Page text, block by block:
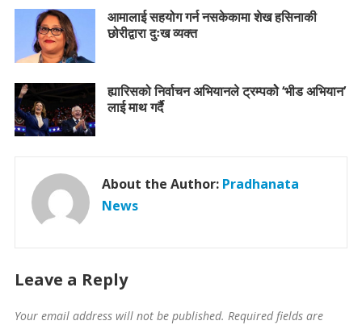
आमालाई सहयोग गर्न नसकेकामा शेख हसिनाकी
छोरीद्वारा दुःख व्यक्त
ह्यारिसको निर्वाचन अभियानले ट्रम्पकोे ‘भीड अभियान’
लाई माथ गर्दै
About the Author: Pradhanata
News
Leave a Reply
Your email address will not be published. Required fields are